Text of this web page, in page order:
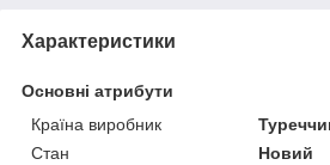
Характеристики
Основні атрибути
Країна виробник
Стан
Новий